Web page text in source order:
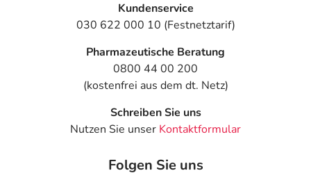
Kundenservice
030 622 000 10 (Festnetztarif)
Pharmazeutische Beratung
0800 44 00 200
(kostenfrei aus dem dt. Netz)
Schreiben Sie uns
Nutzen Sie unser Kontaktformular
Folgen Sie uns